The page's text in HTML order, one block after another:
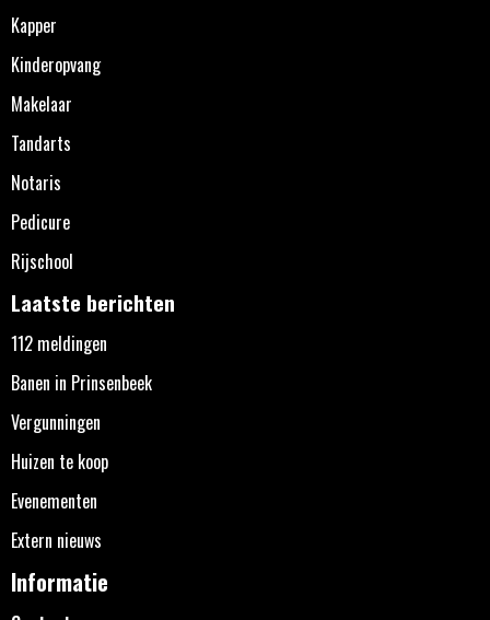
Kapper
Kinderopvang
Makelaar
Tandarts
Notaris
Pedicure
Rijschool
Laatste berichten
112 meldingen
Banen in Prinsenbeek
Vergunningen
Huizen te koop
Evenementen
Extern nieuws
Informatie